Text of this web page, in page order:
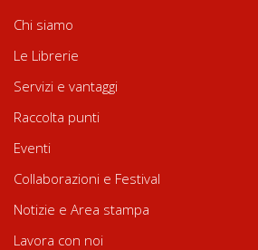
Chi siamo
Le Librerie
Servizi e vantaggi
Raccolta punti
Eventi
Collaborazioni e Festival
Notizie e Area stampa
Lavora con noi